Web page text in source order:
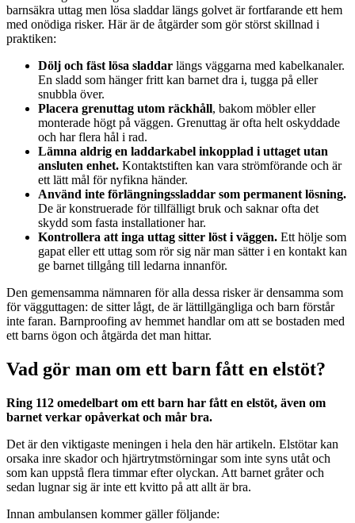
barnsäkra uttag men lösa sladdar längs golvet är fortfarande ett hem
med onödiga risker. Här är de åtgärder som gör störst skillnad i
praktiken:
Dölj och fäst lösa sladdar längs väggarna med kabelkanaler.
En sladd som hänger fritt kan barnet dra i, tugga på eller
snubbla över.
Placera grenuttag utom räckhåll, bakom möbler eller
monterade högt på väggen. Grenuttag är ofta helt oskyddade
och har flera hål i rad.
Lämna aldrig en laddarkabel inkopplad i uttaget utan
ansluten enhet. Kontaktstiften kan vara strömförande och är
ett lätt mål för nyfikna händer.
Använd inte förlängningssladdar som permanent lösning.
De är konstruerade för tillfälligt bruk och saknar ofta det
skydd som fasta installationer har.
Kontrollera att inga uttag sitter löst i väggen. Ett hölje som
gapat eller ett uttag som rör sig när man sätter i en kontakt kan
ge barnet tillgång till ledarna innanför.
Den gemensamma nämnaren för alla dessa risker är densamma som
för vägguttagen: de sitter lågt, de är lättillgängliga och barn förstår
inte faran. Barnproofing av hemmet handlar om att se bostaden med
ett barns ögon och åtgärda det man hittar.
Vad gör man om ett barn fått en elstöt?
Ring 112 omedelbart om ett barn har fått en elstöt, även om
barnet verkar opåverkat och mår bra.
Det är den viktigaste meningen i hela den här artikeln. Elstötar kan
orsaka inre skador och hjärtrytmstörningar som inte syns utåt och
som kan uppstå flera timmar efter olyckan. Att barnet gråter och
sedan lugnar sig är inte ett kvitto på att allt är bra.
Innan ambulansen kommer gäller följande: